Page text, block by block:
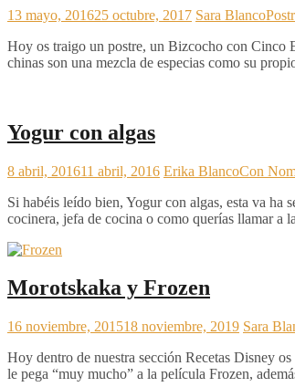
13 mayo, 201625 octubre, 2017 Sara Blanco
Hoy os traigo un postre, un Bizcocho con Cinco
chinas son una mezcla de especias como su
Yogur con algas
8 abril, 201611 abril, 2016 Erika BlancoCon
Si habéis leído bien, Yogur con algas, esta va ha
cocinera, jefa de cocina o como querías llamar a
Morotskaka y Frozen
16 noviembre, 201518 noviembre, 2019 Sara
Hoy dentro de nuestra sección Recetas Disney
le pega “muy mucho” a la película Frozen,